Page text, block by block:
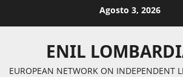
Agosto 3, 2026
ENIL
EUROPEAN NETWORK ON INDEPENDENT